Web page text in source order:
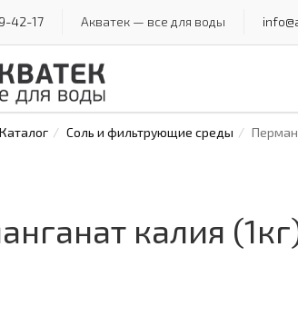
42-17 Акватек — все для воды
Каталог Соль и фильтрующие среды
калия